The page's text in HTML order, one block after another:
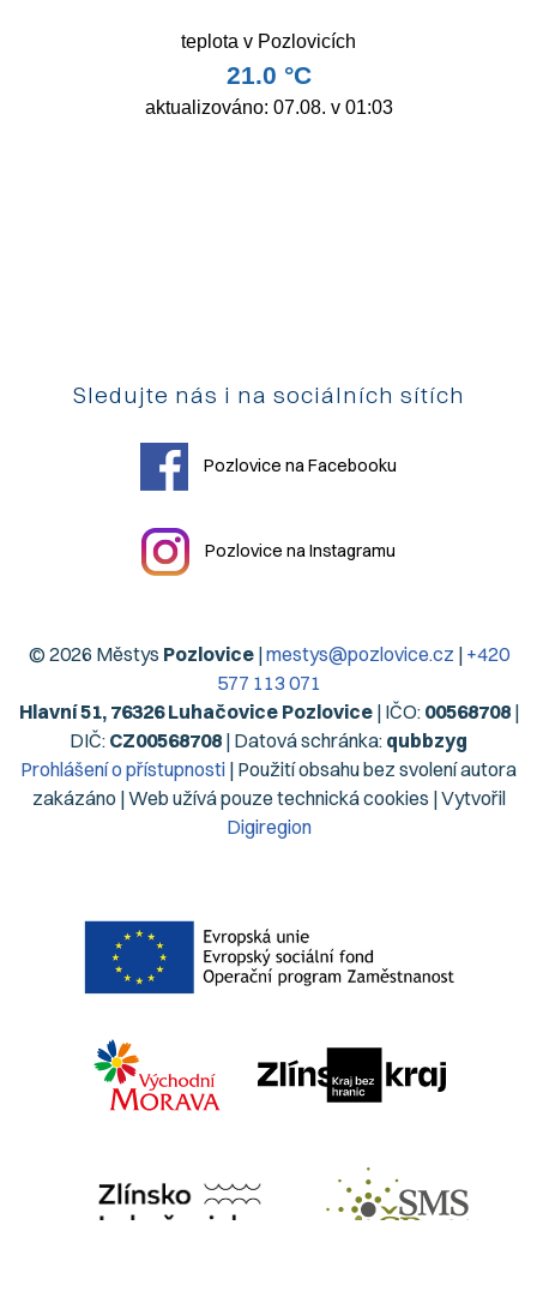
Sledujte nás i na sociálních sítích
Pozlovice na Facebooku
Pozlovice na Instagramu
© 2026 Městys Pozlovice|mestys@pozlovice.cz | +420
577 113 071
Hlavní 51, 76326 Luhačovice Pozlovice| IČO: 00568708|
DIČ: CZ00568708 | Datová schránka: qubbzyg
Prohlášení o přístupnosti | Použití obsahu bez svolení autora
zakázáno | Web užívá pouze technická cookies | Vytvořil
Digiregion